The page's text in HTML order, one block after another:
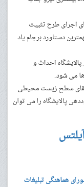
اجرای طرح تثبیت
دستاورد برجام یاد
احداث و
می شود.
کیفی محصولات به یورو ۴ و ۵ ارتقای سطح زیست محیطی
پالایشگاه را می توان
هماهنگی تبلیغات